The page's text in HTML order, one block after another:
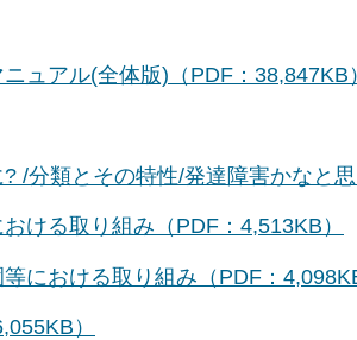
ュアル(全体版)（PDF：38,847KB）
/分類とその特性/発達障害かなと
ける取り組み（PDF：4,513KB）
における取り組み（PDF：
）